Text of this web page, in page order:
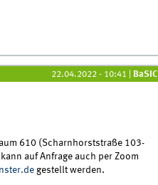
22.04.2022 - 10:41 BaSIC
610 (Scharnhorststraße 103-
auf Anfrage auch per Zoom
gestellt werden.